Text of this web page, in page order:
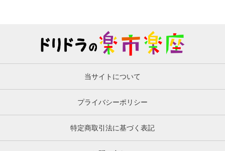
当サイトについて
プライバシーポリシー
特定商取引法に基づく表記